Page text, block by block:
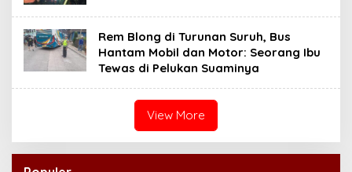
Rem Blong di Turunan Suruh, Bus
Hantam Mobil dan Motor: Seorang Ibu
Tewas di Pelukan Suaminya
View More